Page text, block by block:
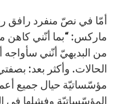
أمّا في نصّ منفرد رافق
من البديهيّ أنّني
الحالات. وأكثر بعد:
مؤسّساتيّة حيال جميع
المؤسّساتيّة وفشلها في